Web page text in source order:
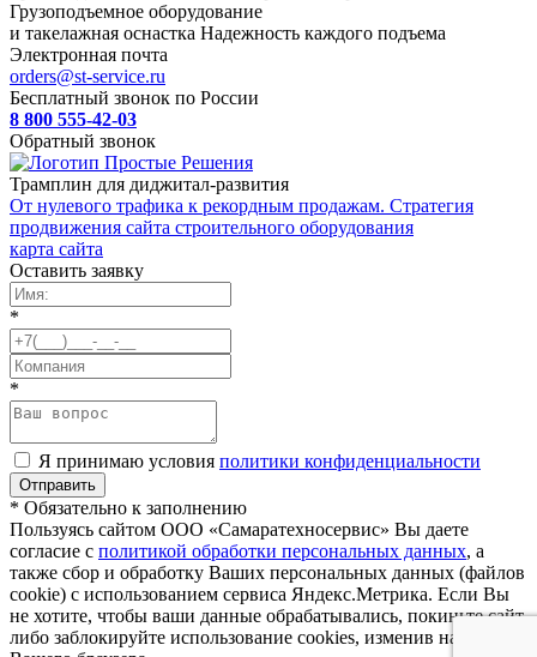
Грузоподъемное оборудование
и такелажная оснастка Надежность каждого подъема
Электронная почта
orders@st-service.ru
Бесплатный звонок по России
8 800 555-42-03
Обратный звонок
Трамплин для диджитал-развития
От нулевого трафика к рекордным продажам. Стратегия
продвижения сайта строительного оборудования
карта сайта
Оставить заявку
*
*
Я принимаю условия политики конфиденциальности
* Обязательно к заполнению
Пользуясь сайтом ООО «Самаратехносервис» Вы даете
согласие с политикой обработки персональных данных, а
также сбор и обработку Ваших персональных данных (файлов
cookie) с использованием сервиса Яндекс.Метрика. Если Вы
не хотите, чтобы ваши данные обрабатывались, покиньте сайт,
либо заблокируйте использование cookies, изменив настройки